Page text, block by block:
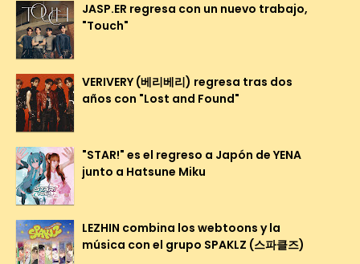
JASP.ER regresa con un nuevo trabajo,
"Touch"
VERIVERY (베리베리) regresa tras dos
años con "Lost and Found"
"STAR!" es el regreso a Japón de YENA
junto a Hatsune Miku
LEZHIN combina los webtoons y la
música con el grupo SPAKLZ (스파클즈)